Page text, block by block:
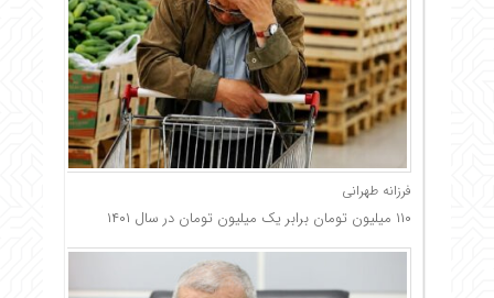
فرزانه طهرانی
۱۱۰ میلیون تومان برابر یک میلیون تومان در سال ۱۴۰۱